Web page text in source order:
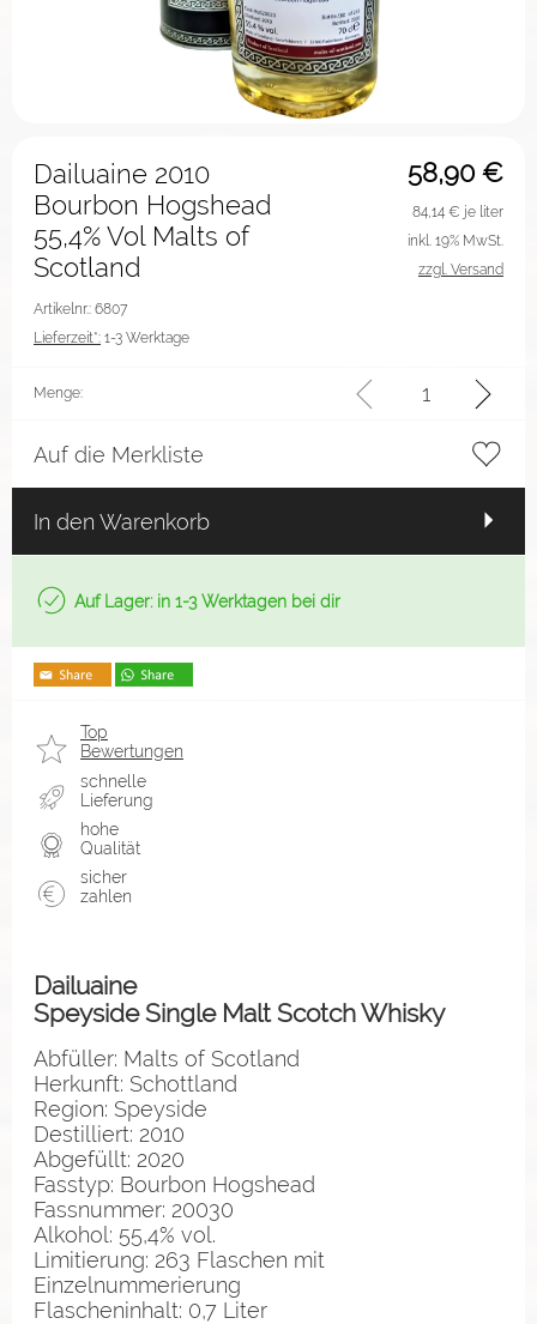
58,90 €
Dailuaine 2010
Bourbon Hogshead
55,4% Vol Malts of
Scotland
Artikelnr.: 6807
Lieferzeit*: 1-3 Werktage
84,14 € je liter
inkl. 19% MwSt.
zzgl. Versand
Menge:
Auf die Merkliste
In den Warenkorb
Auf Lager: in 1-3 Werktagen bei dir
Top
Bewertungen
schnelle
Lieferung
hohe
Qualität
sicher
zahlen
Dailuaine
Speyside Single Malt Scotch Whisky
Abfüller: Malts of Scotland
Herkunft: Schottland
Region: Speyside
Destilliert: 2010
Abgefüllt: 2020
Fasstyp: Bourbon Hogshead
Fassnummer: 20030
Alkohol: 55,4% vol.
Limitierung: 263 Flaschen mit
Einzelnummerierung
Flascheninhalt: 0,7 Liter